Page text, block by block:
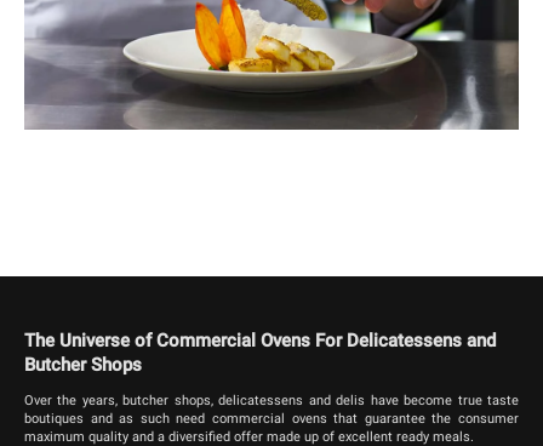
The Universe of Commercial Ovens For Delicatessens and
Butcher Shops
Over the years, butcher shops, delicatessens and delis have become true taste
boutiques and as such need commercial ovens that guarantee the consumer
maximum quality and a diversified offer made up of excellent ready meals.